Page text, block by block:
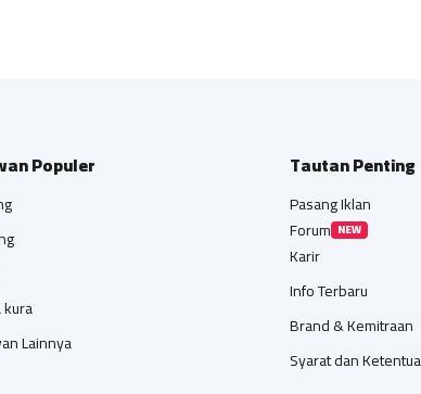
Populer
kura
Lainnya
Tautan Penting
Pasang Iklan
Forum NEW
Karir
Info Terbaru
Brand & Kemitraan
Syarat dan